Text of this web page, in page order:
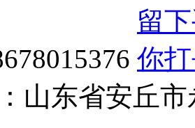
山东省安丘